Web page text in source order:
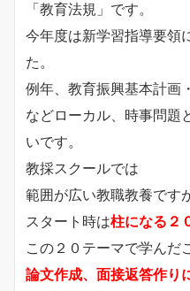
「教育法規」です。
今年度は新学習指導要領
た。
例年、教育振興基本計画
などローカル、時事問題
いです。
教採スクールでは
範囲が広い教職教養です
スタート時は柱になる２
この２０テーマで学んだ
論文作成、面接返答作り